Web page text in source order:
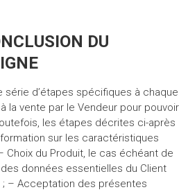
DU
série d’étapes spécifiques à chaque
la vente par le Vendeur pour pouvoir
les étapes décrites ci-après
sur les caractéristiques
Choix du Produit, le cas échéant de
données essentielles du Client
– Acceptation des présentes